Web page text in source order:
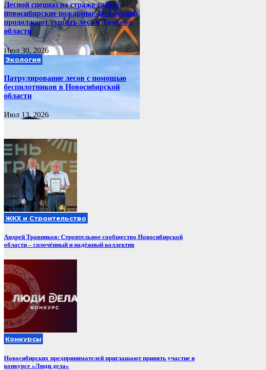
Лесной спецназ на страже тайги:
новосибирские пожарные-десантники
продолжают тушить леса в Томской
области
Июл 30, 2026
Экология
Патрулирование лесов с помощью
беспилотников в Новосибирской
области
Июл 13, 2026
ЖКХ и Строительство
Андрей Травников: Строительное сообщество Новосибирской
области – сплочённый и надёжный коллектив
Конкурсы
Новосибирских предпринимателей приглашают принять участие в
конкурсе «Люди дела»